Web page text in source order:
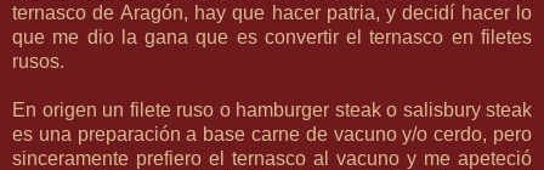
ternasco de Aragón, hay que hacer patria, y decidí hacer lo
que me dio la gana que es convertir el ternasco en filetes
rusos.
En origen un filete ruso o hamburger steak o salisbury steak
es una preparación a base carne de vacuno y/o cerdo, pero
sinceramente prefiero el ternasco al vacuno y me apeteció